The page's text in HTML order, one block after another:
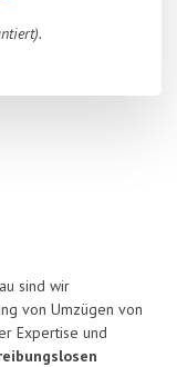
sind wir
von Umzügen von
Expertise und